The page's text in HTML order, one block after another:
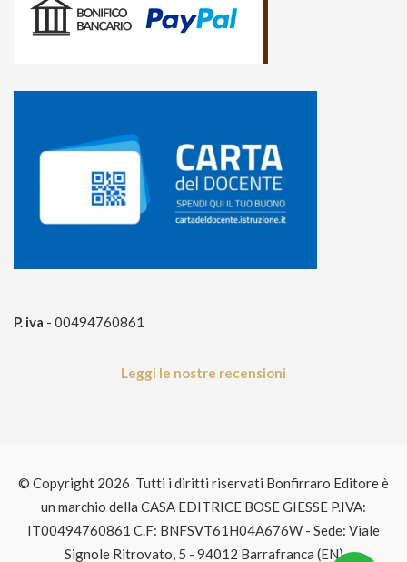
P. iva - 00494760861
Leggi le nostre recensioni
© Copyright 2026 Tutti i diritti riservati Bonfirraro Editore è
un marchio della CASA EDITRICE BOSE GIESSE P.IVA:
IT00494760861 C.F: BNFSVT61H04A676W - Sede: Viale
Signole Ritrovato, 5 - 94012 Barrafranca (EN)